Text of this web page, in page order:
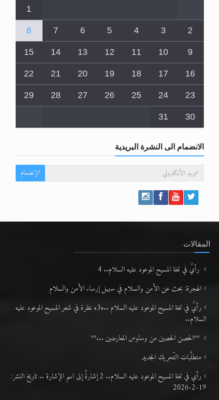
1
2
3
4
5
6
7
8
9
10
11
12
13
14
15
16
17
18
19
20
21
22
23
24
25
26
27
28
29
30
31
الانضمام الى النشرة البريدية
الإنضمام
المقالات
رأيٌ في لغة المسيح الموعود عليه السلام.. 4
الهجرة: بحث عن الأمن والسلام في سبيل إرساء الأمن والسلام
رأيٌ في لغة المسيح الموعود عليه السلام ..«3» نظرة في شعر المسيح الموعود عليه
السلام..
**الحصن الحصين من وساوس المعارضين ...**
متطلَّبات التّحريك الجديد
رأي في لغة المسيح الموعود عليه السلام.. 2 إشارةٌ إلى اسم الإشارة .. تاريخ النشر:
19-2-2026